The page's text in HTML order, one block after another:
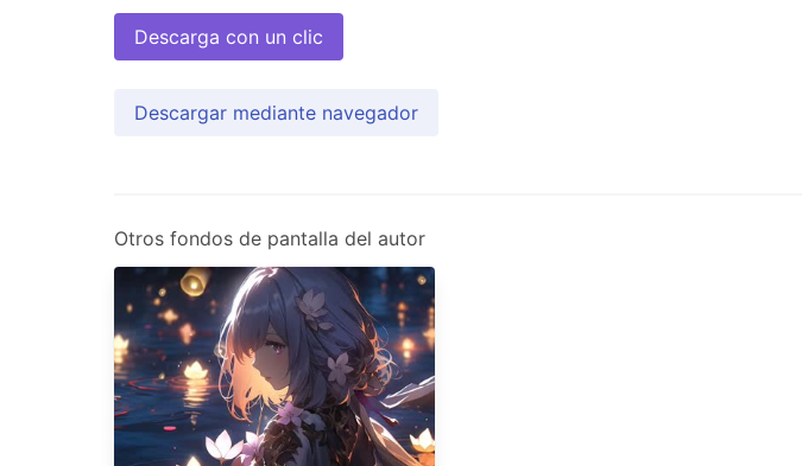
Descarga con un clic
Descargar mediante navegador
Otros fondos de pantalla del autor